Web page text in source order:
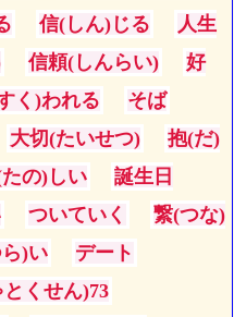
信(しん)じる
人生
信頼(しんらい)
好
く)われる
そば
大切(たいせつ)
抱(だ)
の)しい
誕生日
ついていく
繋(つな)
)い
デート
くせん)73